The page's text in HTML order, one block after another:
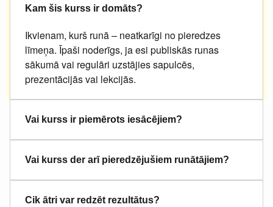
Kam šis kurss ir domāts?
Ikvienam, kurš runā – neatkarīgi no pieredzes
līmeņa. Īpaši noderīgs, ja esi publiskās runas
sākumā vai regulāri uzstājies sapulcēs,
prezentācijās vai lekcijās.
Vai kurss ir piemērots iesācējiem?
Vai kurss der arī pieredzējušiem runātājiem?
Cik ātri var redzēt rezultātus?